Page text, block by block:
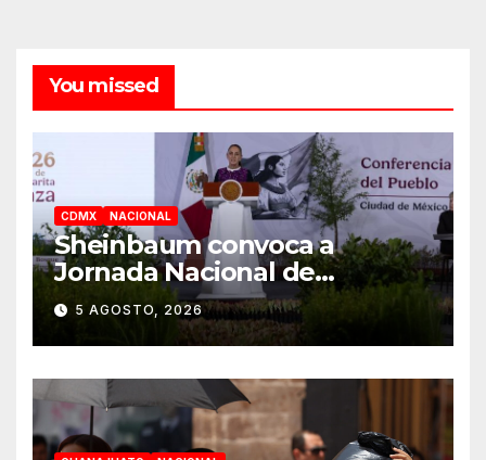
You missed
CDMX NACIONAL
Sheinbaum convoca a
Jornada Nacional de
Reforestación el 9 de agosto
5 AGOSTO, 2026